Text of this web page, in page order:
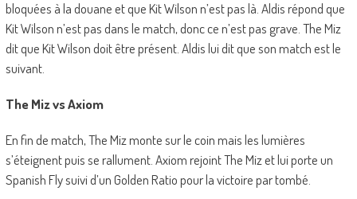
bloquées à la douane et que Kit Wilson n’est pas là. Aldis répond que
Kit Wilson n’est pas dans le match, donc ce n’est pas grave. The Miz
dit que Kit Wilson doit être présent. Aldis lui dit que son match est le
suivant.
The Miz vs Axiom
En fin de match, The Miz monte sur le coin mais les lumières
s’éteignent puis se rallument. Axiom rejoint The Miz et lui porte un
Spanish Fly suivi d’un Golden Ratio pour la victoire par tombé.